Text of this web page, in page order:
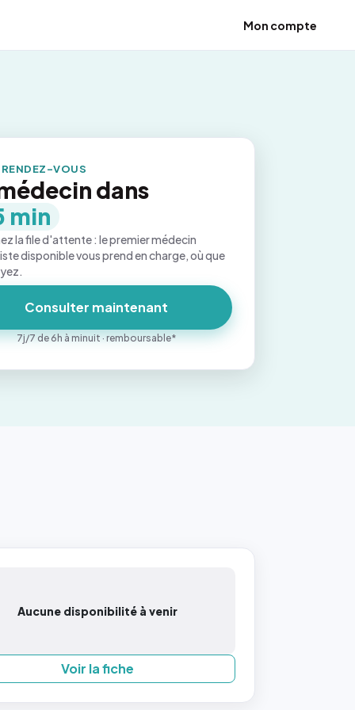
Mon compte
VOUS
dans
min
la file d'attente : le premier médecin
disponible vous prend en charge, où que
Consulter maintenant
7j/7 de 6h à minuit · remboursable*
Aucune disponibilité à venir
Voir la fiche